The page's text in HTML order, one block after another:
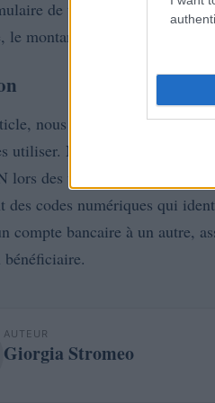
de transfert, ainsi que
le montant et la date du transfert.
nous avons examiné ce
utiliser. Nous avons
lors des virements bancaires.
des codes numériques qui
compte bancaire à un autre,
bénéficiaire.
AUTEUR
Giorgia Stromeo